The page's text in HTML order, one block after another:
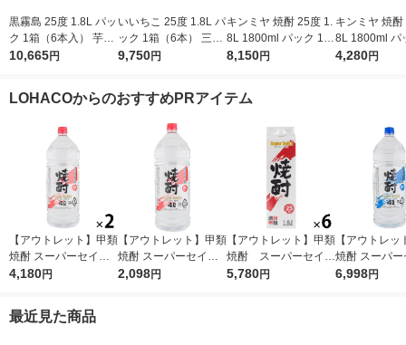
黒霧島 25度 1.8L パッ
ク 1箱（6本入） 芋焼
酎 霧島酒造
10,665円
いいちこ 25度 1.8L パ
ック 1箱（6本） 三和
酒類 麦焼酎
9,750円
キンミヤ 焼酎 25度 1.
8L 1800ml パック 1セ
ット（6本） 宮崎本店
8,150円
キンミヤ 焼
8L 1800ml パ
ット（3本）
4,280円
LOHACOからのおすすめPRアイテム
【アウトレット】甲類
焼酎 スーパーセイカ
25度 4L 1セット（2
4,180円
【アウトレット】甲類
焼酎 スーパーセイカ
25度 4L 1本 東亜酒造
2,098円
【アウトレット】甲類
焼酎 スーパーセイカ
25度 1.8L 1800ml
5,780円
【アウトレッ
焼酎 スーパー
20度 4L 1セ
6,998円
最近見た商品